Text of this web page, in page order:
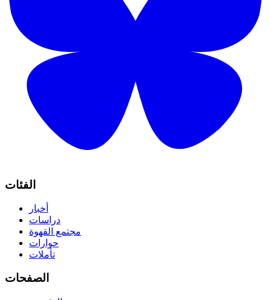
الفئات
أخبار
دراسات
مجتمع القهوة
حوارات
تأملات
الصفحات